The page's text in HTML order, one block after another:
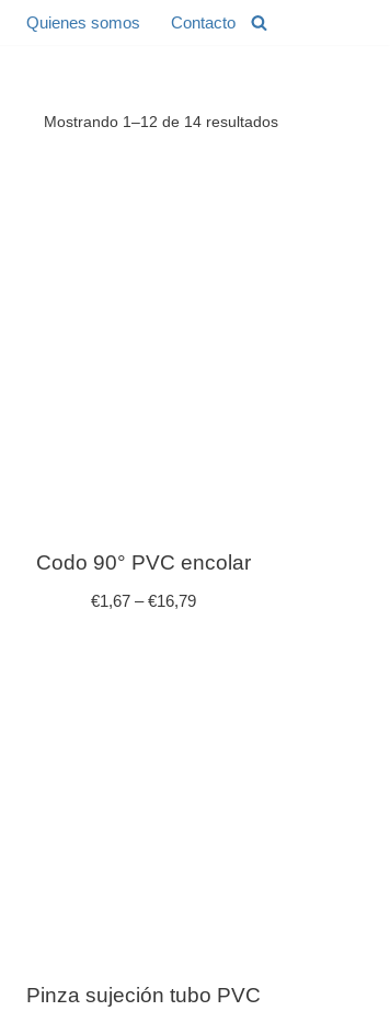
Quienes somos Contacto
Mostrando 1–12 de 14 resultados
Codo 90° PVC encolar
€1,67 –€16,79
Pinza sujeción tubo PVC